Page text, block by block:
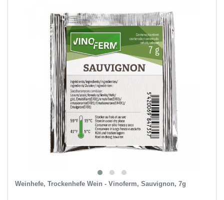
Weinhefe, Trockenhefe Wein - Vinoferm, Sauvignon, 7g